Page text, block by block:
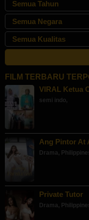
FILM TERBARU
VIRAL Ketua
semi indo,
Ang Pintor At
Drama,
Private Tutor
Drama,